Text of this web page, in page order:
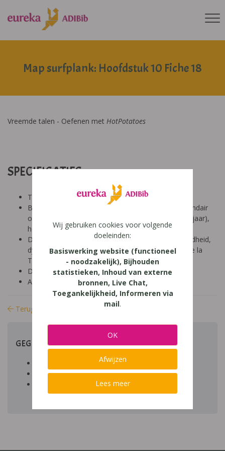
Map surfplank: Hoofdstuk 10 Fiche 18
Vreemde talen - Oefenen met HotPotatoes
SPECIFICATIES:
Tool: van ons
Besproken Leeftijd: basisonderwijs (6-9 jaar), secundair
onderwijs (12-14 jaar), secundair onderwijs (14-18 jaar),
hoger onderwijs (18-24 jaar)
Diagnose: ADHD, ADD, autisme/ASS, hoogbegaafdheid,
dyscalculie, dyslexie, dyspraxie/DCD, NLD, Gilles de la
Tourette, dysfasie, leerproblemen
Domein: leren studeren, organisatie klas en school
Aard: praktisch
Terug naar bibliotheek
GEGEVENS
Datum toegevoegd:
bestand
Wij gebruiken cookies voor volgende
doeleinden:
Basiswerking website (functioneel
- noodzakelijk), Bijhouden
statistieken, Inhoud van externe
bronnen, Live Chat,
Toegankelijkheid, Informeren via
mail.
OK
Afwijzen
Lees meer